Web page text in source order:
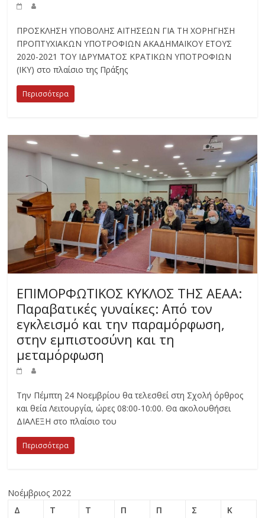
ΠΡΟΣΚΛΗΣΗ ΥΠΟΒΟΛΗΣ ΑΙΤΗΣΕΩΝ ΓΙΑ ΤΗ ΧΟΡΗΓΗΣΗ
ΠΡΟΠΤΥΧΙΑΚΩΝ ΥΠΟΤΡΟΦΙΩΝ ΑΚΑΔΗΜΑΪΚΟΥ ΕΤΟΥΣ
2020-2021 ΤΟΥ ΙΔΡΥΜΑΤΟΣ ΚΡΑΤΙΚΩΝ ΥΠΟΤΡΟΦΙΩΝ
(ΙΚΥ) στο πλαίσιο της Πράξης
Περισσότερα
ΕΠΙΜΟΡΦΩΤΙΚΟΣ ΚΥΚΛΟΣ ΤΗΣ ΑΕΑΑ:
Παραβατικές γυναίκες: Από τον
εγκλεισμό και την παραμόρφωση,
στην εμπιστοσύνη και τη
μεταμόρφωση
Την Πέμπτη 24 Νοεμβρίου θα τελεσθεί στη Σχολή όρθρος
και θεία Λειτουργία, ώρες 08:00-10:00. Θα ακολουθήσει
ΔΙΑΛΕΞΗ στο πλαίσιο του
Περισσότερα
Νοέμβριος 2022
Δ
Τ Τ Π Π Σ Κ